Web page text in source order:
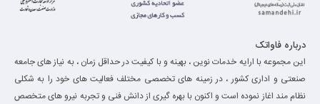
درباره فاواتک
این مجموعه با ارایه خدمات نوین ، بهینه و با کیفیت در حداقل زمان ، به نیاز های جامعه
صنعتی و اداری کشور ، در زمینه های تخصصی مختلف فعالیت های خود را به شکلی
نظام مند اغاز نموده است و اکنون با بهره گیری از دانش فنی و تجربه نیرو های متخصص